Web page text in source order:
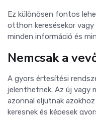
Ez különösen fontos
otthon keresésekor
minden információ és
Nemcsak a
A gyors értesítési
jelenthetnek. Az új vagy
azonnal eljutnak
keresnek és képesek